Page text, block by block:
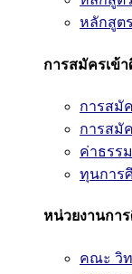
หลักสูต
การสมัครเข้
การสมั
การสมั
ค่าธรร
ทุนการ
หน่วยงานกา
คณะ วิ